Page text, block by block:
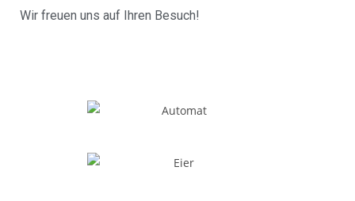
Wir freuen uns auf Ihren Besuch!